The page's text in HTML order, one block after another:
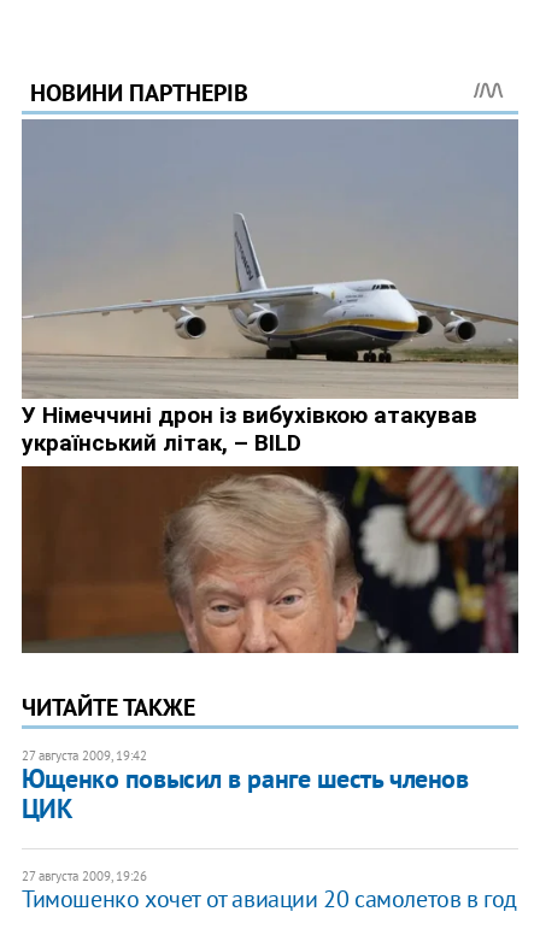
ЧИТАЙТЕ ТАКЖЕ
27 августа 2009, 19:42
Ющенко повысил в ранге шесть членов
ЦИК
27 августа 2009, 19:26
Тимошенко хочет от авиации 20 самолетов в год